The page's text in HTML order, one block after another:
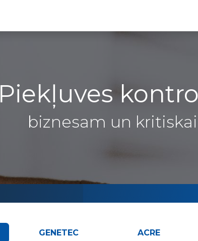
Piekļuves
biznesam un
GENETEC ACRE